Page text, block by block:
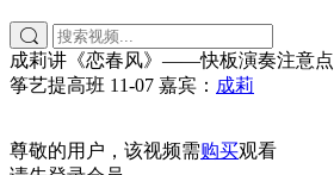
成莉讲《恋春风》——快板演奏注意点
筝艺提高班 11-07 嘉宾： 成莉
尊敬的用户，该视频需购买观看